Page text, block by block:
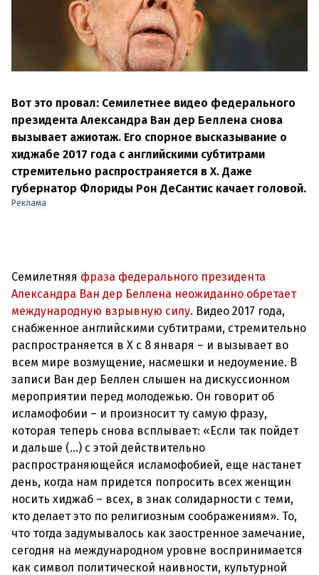
Вот это провал: Семилетнее видео федерального
президента Александра Ван дер Беллена снова
вызывает ажиотаж. Его спорное высказывание о
хиджабе 2017 года с английскими субтитрами
стремительно распространяется в X. Даже
губернатор Флориды Рон ДеСантис качает головой.
Реклама
Семилетняя фраза федерального президента
Александра Ван дер Беллена неожиданно обретает
международную взрывную силу. Видео 2017 года,
снабженное английскими субтитрами, стремительно
распространяется в X с 8 января – и вызывает во
всем мире возмущение, насмешки и недоумение. В
записи Ван дер Беллен слышен на дискуссионном
мероприятии перед молодежью. Он говорит об
исламофобии – и произносит ту самую фразу,
которая теперь снова всплывает: «Если так пойдет
и дальше (…) с этой действительно
распространяющейся исламофобией, еще настанет
день, когда нам придется попросить всех женщин
носить хиджаб – всех, в знак солидарности с теми,
кто делает это по религиозным соображениям». То,
что тогда задумывалось как заостренное замечание,
сегодня на международном уровне воспринимается
как символ политической наивности, культурной